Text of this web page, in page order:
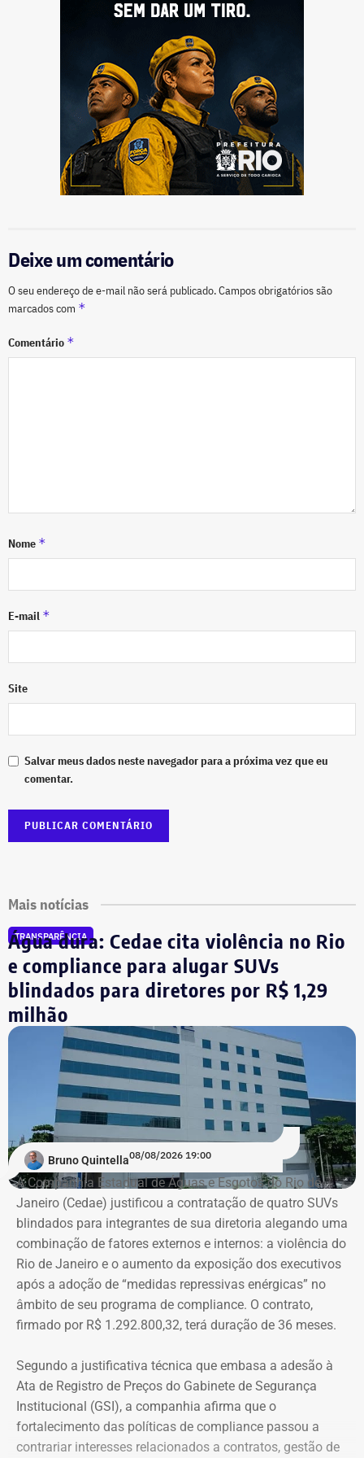
Deixe um comentário
O seu endereço de e-mail não será publicado.Campos obrigatórios são
marcados com *
Comentário *
Nome *
E-mail *
Site
Salvar meus dados neste navegador para a próxima vez que eu
comentar.
Mais notícias
TRANSPARÊNCIA
Água dura: Cedae cita violência no Rio
e compliance para alugar SUVs
blindados para diretores por R$ 1,29
milhão
Bruno Quintella08/08/2026 19:00
A Companhia Estadual de Águas e Esgotos do Rio de
Janeiro (Cedae) justificou a contratação de quatro SUVs
blindados para integrantes de sua diretoria alegando uma
combinação de fatores externos e internos: a violência do
Rio de Janeiro e o aumento da exposição dos executivos
após a adoção de “medidas repressivas enérgicas” no
âmbito de seu programa de compliance. O contrato,
firmado por R$ 1.292.800,32, terá duração de 36 meses.
Segundo a justificativa técnica que embasa a adesão à
Ata de Registro de Preços do Gabinete de Segurança
Institucional (GSI), a companhia afirma que o
fortalecimento das políticas de compliance passou a
contrariar interesses relacionados a contratos, gestão de